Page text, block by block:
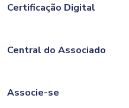
Certificação Digital
Central do Associado
Associe-se